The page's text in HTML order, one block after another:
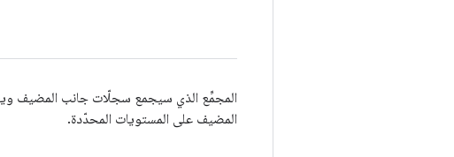
المجمِّع الذي سيجمع سجلّات جانب المضيف
المضيف على المستويات المحدّدة.